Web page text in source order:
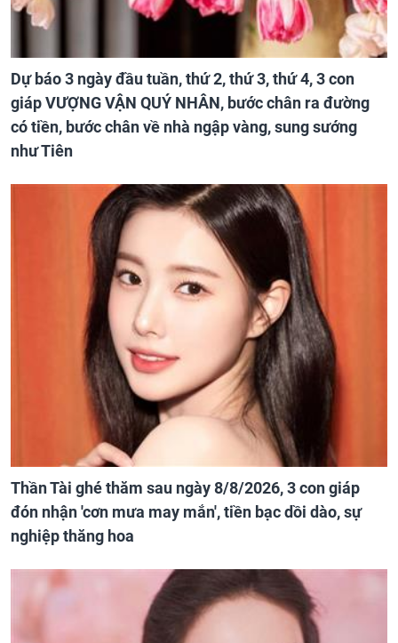
Dự báo 3 ngày đầu tuần, thứ 2, thứ 3, thứ 4, 3 con
giáp VƯỢNG VẬN QUÝ NHÂN, bước chân ra đường
có tiền, bước chân về nhà ngập vàng, sung sướng
như Tiên
Thần Tài ghé thăm sau ngày 8/8/2026, 3 con giáp
đón nhận 'cơn mưa may mắn', tiền bạc dồi dào, sự
nghiệp thăng hoa